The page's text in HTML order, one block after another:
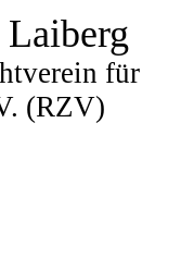
für
(RZV)